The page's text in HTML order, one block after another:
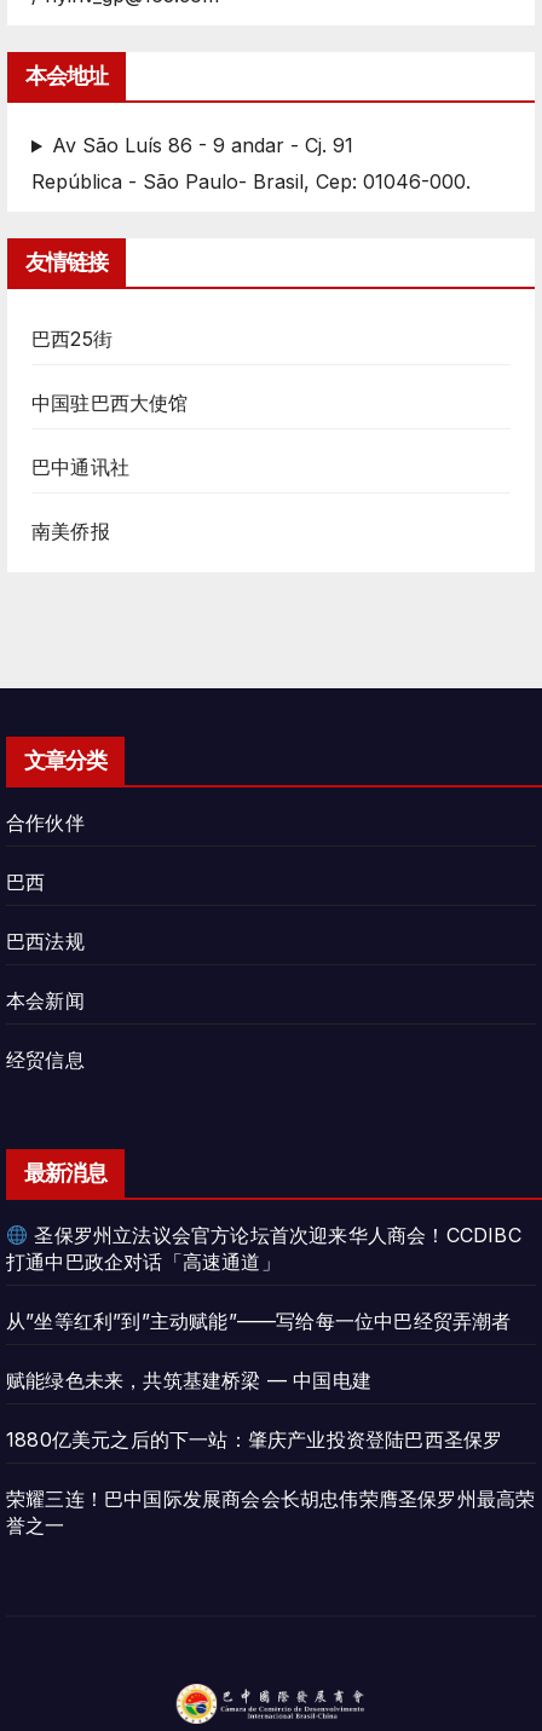
本会地址
Av São Luís 86 - 9 andar - Cj. 91
República - São Paulo- Brasil, Cep: 01046-000.
友情链接
巴西25街
中国驻巴西大使馆
巴中通讯社
南美侨报
文章分类
合作伙伴
巴西
巴西法规
本会新闻
经贸信息
最新消息
圣保罗州立法议会官方论坛首次迎来华人商会！CCDIBC
打通中巴政企对话「高速通道」
从”坐等红利”到”主动赋能”——写给每一位中巴经贸弄潮者
赋能绿色未来，共筑基建桥梁 — 中国电建
1880亿美元之后的下一站：肇庆产业投资登陆巴西圣保罗
荣耀三连！巴中国际发展商会会长胡忠伟荣膺圣保罗州最高荣
誉之一